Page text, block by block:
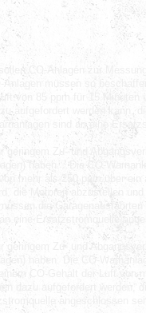
CO-Anlagen zur
Anlagen müssen so
von 85 ppm für 15 Minuten
aufgefordert werden kann,
sind an eine
geringem Zu- und
haben.
Die CO-
mehr als 250 ppm über ein
die Motoren abzustellen und
die Garagenausfahrten
eine Ersatzstromquelle
geringem Zu- und
haben. Die CO-
CO-Gehalt der Luft von
dazu aufgefordert werden,
angeschlossen